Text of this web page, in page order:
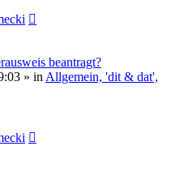
beantragt?
» in Allgemein, 'dit & dat',